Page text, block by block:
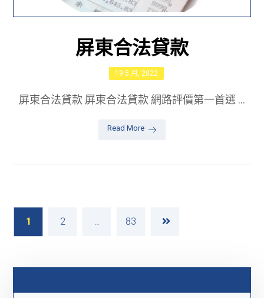
屏東合法貸款
19 5 月, 2022
屏東合法貸款 屏東合法貸款 網路評價第一首選 ...
Read More
1 2 ... 83